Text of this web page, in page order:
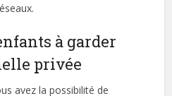
à garder
privée
avez la possibilité de